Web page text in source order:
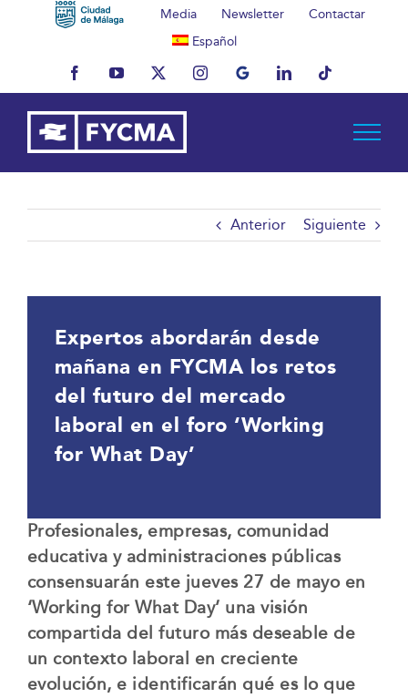
Media Newsletter
Contactar
Español
FacebookYouTubeX InstagramMyBusinessLinkedInTiktok
Anterior Siguiente
Expertos abordarán desde
mañana en FYCMA los retos
del futuro del mercado
laboral en el foro ‘Working
for What Day’
Profesionales, empresas, comunidad
educativa y administraciones públicas
consensuarán este jueves 27 de mayo en
‘Working for What Day’ una visión
compartida del futuro más deseable de
un contexto laboral en creciente
evolución, e identificarán qué es lo que